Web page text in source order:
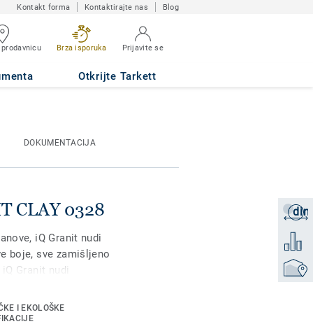
Kontakt forma Kontaktirajte nas Blog
Brza isporuka Prijavite se
Otkrijte Tarkett
din
Zatraži
Dodati
DOKUMENTACIJA
CLAY 0328
iQ Granit nudi
boje, sve zamišljeno
Granit nudi
Nema
je jednostavno suvo
I EKOLOŠKE